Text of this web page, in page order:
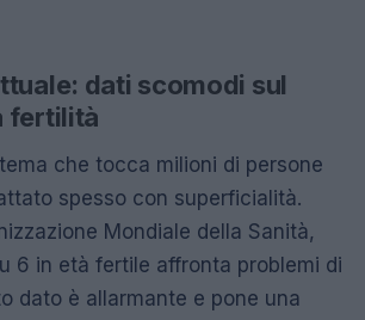
dati scomodi sul
fertilità
che tocca milioni di persone
spesso con superficialità.
Mondiale della Sanità,
6 in età fertile affronta problemi di
dato è allarmante e pone una